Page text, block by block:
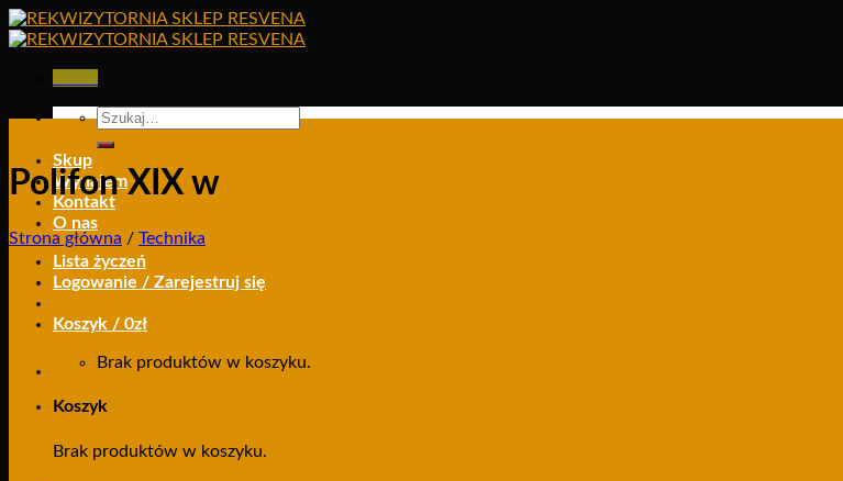
Skip
to
Szukaj:
Skup
Wynajem
Kontakt
O nas
Lista życzeń
Logowanie / Zarejestruj się
Koszyk / 0zł
Brak produktów w koszyku.
Koszyk
Brak produktów w koszyku.
Polifon XIX w
Strona główna / Technika